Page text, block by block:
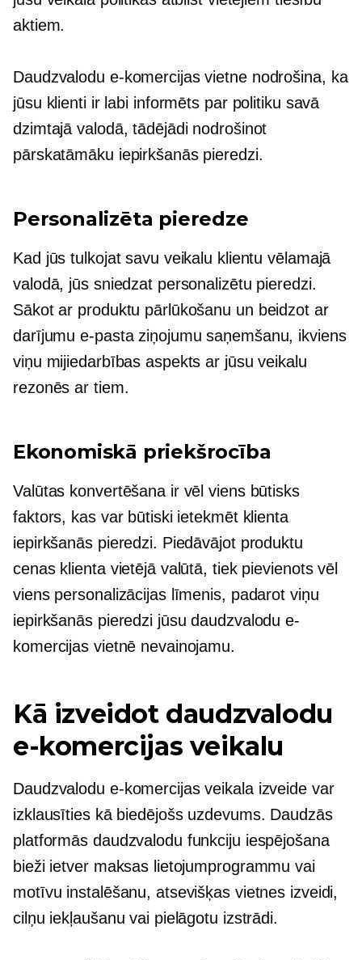
aktiem.
Daudzvalodu e-komercijas vietne nodrošina, ka
jūsu klienti ir labi informēts par politiku savā
dzimtajā valodā, tādējādi nodrošinot
pārskatāmāku iepirkšanās pieredzi.
Personalizēta pieredze
Kad jūs tulkojat savu veikalu klientu vēlamajā
valodā, jūs sniedzat personalizētu pieredzi.
Sākot ar produktu pārlūkošanu un beidzot ar
darījumu e-pasta ziņojumu saņemšanu, ikviens
viņu mijiedarbības aspekts ar jūsu veikalu
rezonēs ar tiem.
Ekonomiskā priekšrocība
Valūtas konvertēšana ir vēl viens būtisks
faktors, kas var būtiski ietekmēt klienta
iepirkšanās pieredzi. Piedāvājot produktu
cenas klienta vietējā valūtā, tiek pievienots vēl
viens personalizācijas līmenis, padarot viņu
iepirkšanās pieredzi jūsu daudzvalodu e-
komercijas vietnē nevainojamu.
Kā izveidot daudzvalodu
e-komercijas veikalu
Daudzvalodu e-komercijas veikala izveide var
izklausīties kā biedējošs uzdevums. Daudzās
platformās daudzvalodu funkciju iespējošana
bieži ietver maksas lietojumprogrammu vai
motīvu instalēšanu, atsevišķas vietnes izveidi,
cilņu iekļaušanu vai pielāgotu izstrādi.